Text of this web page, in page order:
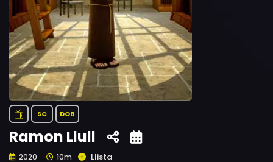
SC DOB
Ramon Llull
2020 10m Llista